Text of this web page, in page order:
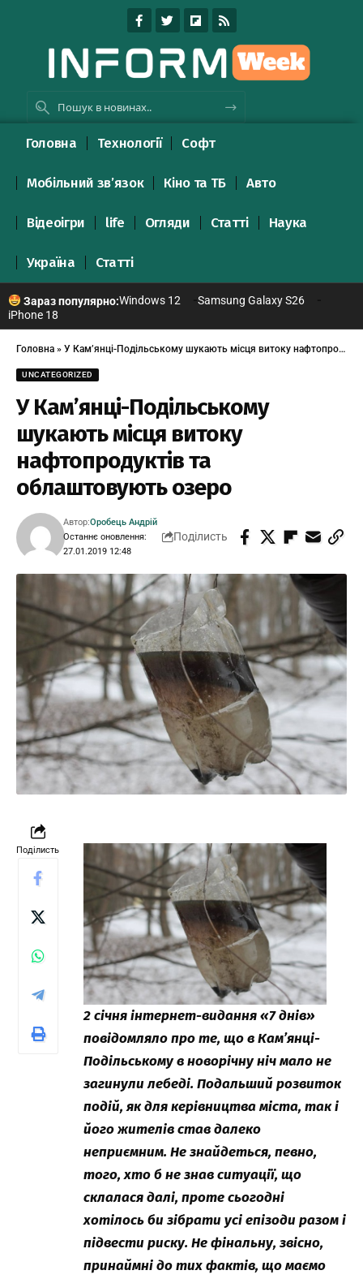
Головна Технології Софт
Мобільний зв’язок Кіно та ТБ Авто
Відеоігри life Огляди Статті Наука
Україна Статті
Зараз популярно:Windows 12
Samsung Galaxy S26
iPhone 18
Головна » У Кам’янці-Подільському шукають місця витоку нафтопродуктів та облаштовують озеро
UNCATEGORIZED
У Кам’янці-Подільському
шукають місця витоку
нафтопродуктів та
облаштовують озеро
Останнє оновлення:
27.01.2019 12:48
Автор:Оробець Андрій
Поділисть
Поділисть
2 січня інтернет-видання «7 днів»
повідомляло про те, що в Кам’янці-
Подільському в новорічну нічмало не
загинулилебеді. Подальший розвиток
подій, як для керівництва міста, так і
його жителів став далеко
неприємним. Не знайдеться, певно,
того, хто б не знав ситуації, що
склалася далі, проте сьогодні
хотілось би зібрати усі епізоди разом і
підвести риску. Не фінальну, звісно,
принаймні до тих фактів, що маємо